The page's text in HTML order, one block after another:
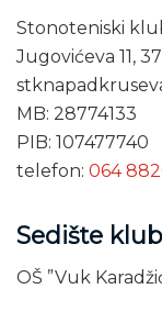
Stonoteniski
Jugovićeva 11,
MB: 28774133
PIB: 107477740
telefon: 064
Sedište
OŠ ”Vuk